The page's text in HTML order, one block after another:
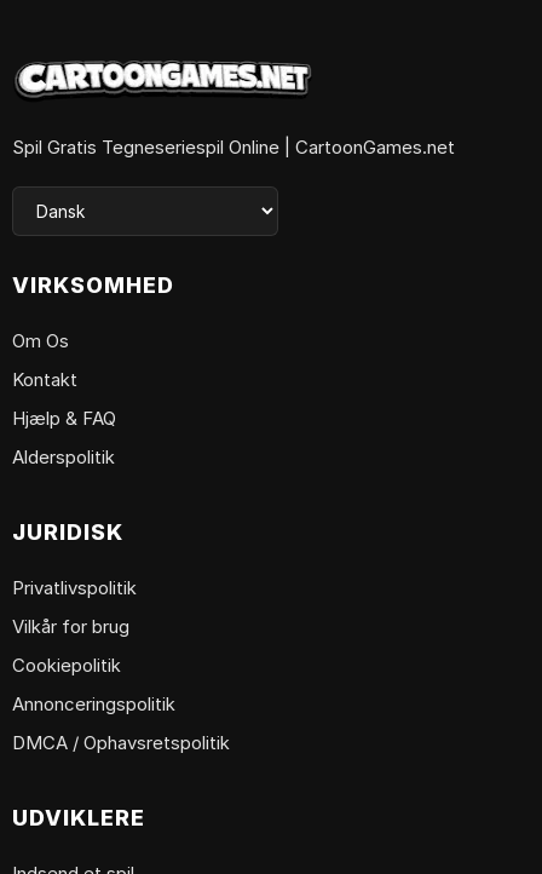
Spil Gratis Tegneseriespil Online | CartoonGames.net
VIRKSOMHED
Om Os
Kontakt
Hjælp & FAQ
Alderspolitik
JURIDISK
Privatlivspolitik
Vilkår for brug
Cookiepolitik
Annonceringspolitik
DMCA / Ophavsretspolitik
UDVIKLERE